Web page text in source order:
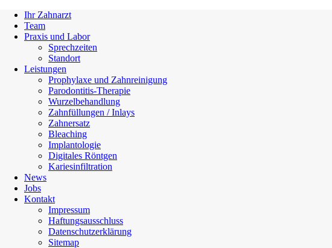
Ihr Zahnarzt
Team
Praxis und Labor
Sprechzeiten
Standort
Leistungen
Prophylaxe und Zahnreinigung
Parodontitis-Therapie
Wurzelbehandlung
Zahnfüllungen / Inlays
Zahnersatz
Bleaching
Implantologie
Digitales Röntgen
Kariesinfiltration
News
Jobs
Kontakt
Impressum
Haftungsausschluss
Datenschutzerklärung
Sitemap